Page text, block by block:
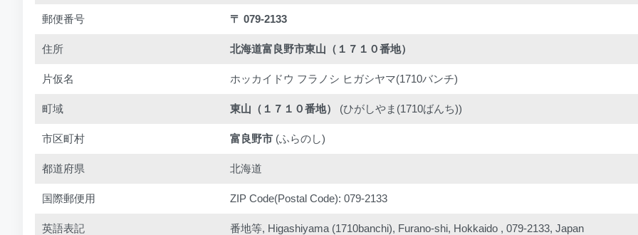
郵便番号 〒 079-2133
住所 北海道富良野市東山（１７１０番地）
片仮名 ホッカイドウ フラノシ ヒガシヤマ(1710バンチ)
町域 東山（１７１０番地） (ひがしやま(1710ばんち))
市区町村 富良野市 (ふらのし)
都道府県 北海道
国際郵便用 ZIP Code(Postal Code): 079-2133
英語表記 番地等, Higashiyama (1710banchi), Furano-shi, Hokkaido , 079-2133, Japan